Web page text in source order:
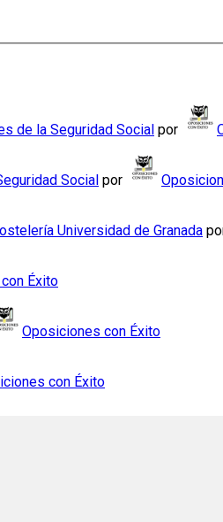
de la Seguridad Social por
Social por
Universidad de Granada
Éxito
Oposiciones con Éxito
con Éxito